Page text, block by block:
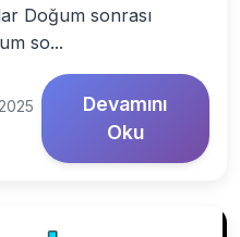
Doğum sonrası
so...
Devamını
Oku